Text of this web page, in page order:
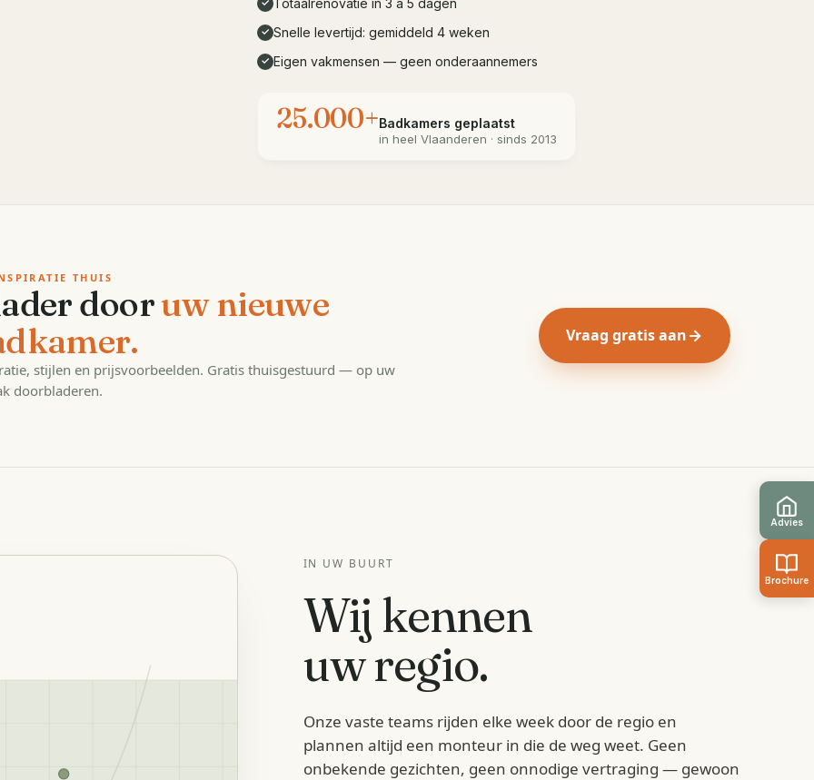
✓
✓ Snelle levertijd: gemiddeld 4 weken
✓ Eigen vakmensen — geen onderaannemers
25.000+Badkamers geplaatst
in heelVlaanderen · sinds 2013
THUIS
dooruw nieuwe
stijlen en prijsvoorbeelden. Gratis thuisgestuurd — op uw
doorbladeren.
Vraag gratis aan
IN UW BUURT
Wij kennen
uw regio.
Onze vaste teams rijden elke week door de regio en
plannen altijd een monteur in die de weg weet. Geen
onbekende gezichten, geen onnodige vertraging — gewoon